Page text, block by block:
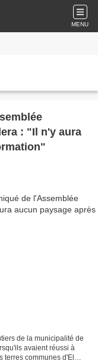
MENU
: "Il n'y aura
de la municipalité de
avaient réussi à
terres communes d'El